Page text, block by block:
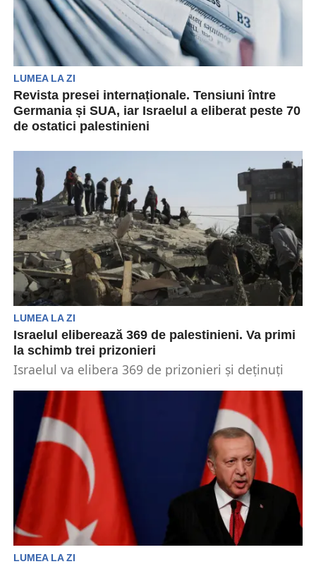
LUMEA LA ZI
Revista presei internaționale. Tensiuni între
Germania și SUA, iar Israelul a eliberat peste 70
de ostatici palestinieni
cititorilor cele mai importante știri din ultimele
24 de ore....
LUMEA LA ZI
Israelul eliberează 369 de palestinieni. Va primi
la schimb trei prizonieri
Israelul va elibera 369 de prizonieri și deținuți
LUMEA LA ZI